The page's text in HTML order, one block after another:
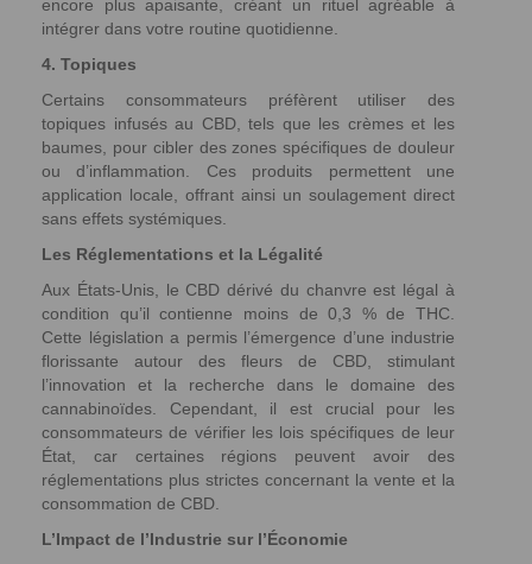
encore plus apaisante, créant un rituel agréable à
intégrer dans votre routine quotidienne.
4. Topiques
Certains consommateurs préfèrent utiliser des
topiques infusés au CBD, tels que les crèmes et les
baumes, pour cibler des zones spécifiques de douleur
ou d’inflammation. Ces produits permettent une
application locale, offrant ainsi un soulagement direct
sans effets systémiques.
Les Réglementations et la Légalité
Aux États-Unis, le CBD dérivé du chanvre est légal à
condition qu’il contienne moins de 0,3 % de THC.
Cette législation a permis l’émergence d’une industrie
florissante autour des fleurs de CBD, stimulant
l’innovation et la recherche dans le domaine des
cannabinoïdes. Cependant, il est crucial pour les
consommateurs de vérifier les lois spécifiques de leur
État, car certaines régions peuvent avoir des
réglementations plus strictes concernant la vente et la
consommation de CBD.
L’Impact de l’Industrie sur l’Économie